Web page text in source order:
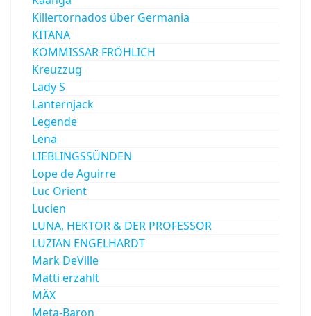
Killertornados über Germania
KITANA
KOMMISSAR FRÖHLICH
Kreuzzug
Lady S
Lanternjack
Legende
Lena
LIEBLINGSSÜNDEN
Lope de Aguirre
Luc Orient
Lucien
LUNA, HEKTOR & DER PROFESSOR
LUZIAN ENGELHARDT
Mark DeVille
Matti erzählt
MÄX
Meta-Baron